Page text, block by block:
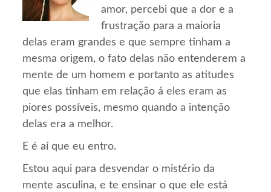
amor, percebi que a dor e a
frustração para a maioria
delas eram grandes e que sempre tinham a
mesma origem, o fato delas não entenderem a
mente de um homem e portanto as atitudes
que elas tinham em relação á eles eram as
piores possíveis, mesmo quando a intenção
delas era a melhor.
E é aí que eu entro.
Estou aqui para desvendar o mistério da
mente asculina, e te ensinar o que ele está